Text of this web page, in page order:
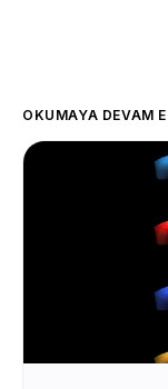
OKUMAYA DEVAM